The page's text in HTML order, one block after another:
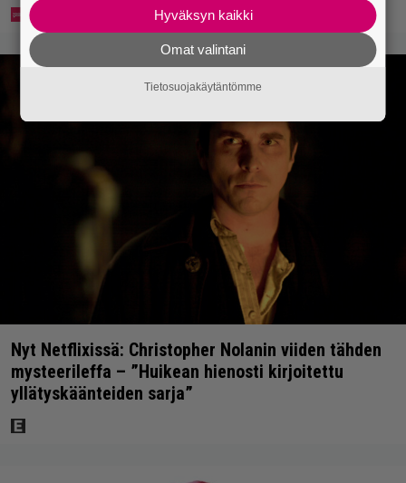
Nyt Netflixissä: Christopher Nolanin viiden tähden
mysteerileffa – ”Huikean hienosti kirjoitettu
yllätyskäänteiden sarja”
Hyväksyn kaikki
Omat valintani
Tietosuojakäytäntömme